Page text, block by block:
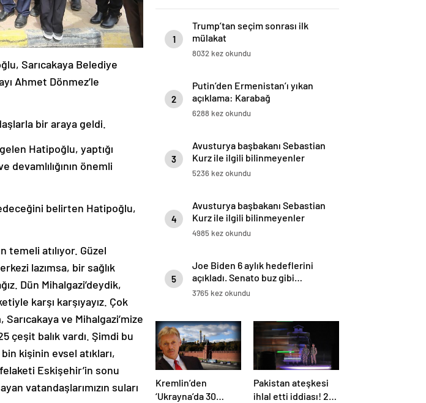
Sarıcakaya Belediye
Ahmet Dönmez’le
bir araya geldi.
Hatipoğlu, yaptığı
önemli
belirten Hatipoğlu,
temeli atılıyor. Güzel
lazımsa, bir sağlık
Dün Mihalgazi’deydik,
karşı karşıyayız. Çok
ve Mihalgazi’mize
çeşit balık vardı. Şimdi bu
kişinin evsel atıkları,
Eskişehir’in sonu
vatandaşlarımızın suları
1
Trump’tan seçim sonrası ilk
mülakat
8032 kez okundu
2
Putin’den Ermenistan’ı yıkan
açıklama: Karabağ
Azerbaycan’ın ayrılmaz bir
6288 kez okundu
3
Avusturya başbakanı Sebastian
Kurz ile ilgili bilinmeyenler
5236 kez okundu
4
Avusturya başbakanı Sebastian
Kurz ile ilgili bilinmeyenler
4985 kez okundu
5
Joe Biden 6 aylık hedeflerini
açıkladı. Senato buz gibi…
3765 kez okundu
Kremlin’den
‘Ukrayna’da 30
Pakistan ateşkesi
ihlal etti iddiası! 2